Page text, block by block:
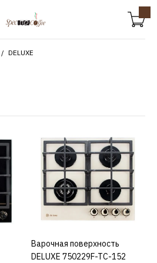
DELUXE
Варочная поверхность
DELUXE 750229F-TC-151
17160р.
ДОБАВИТЬ К СРАВНЕНИЮ
КУПИТЬ
Варочная поверхность
DELUXE 750229F-TC-152